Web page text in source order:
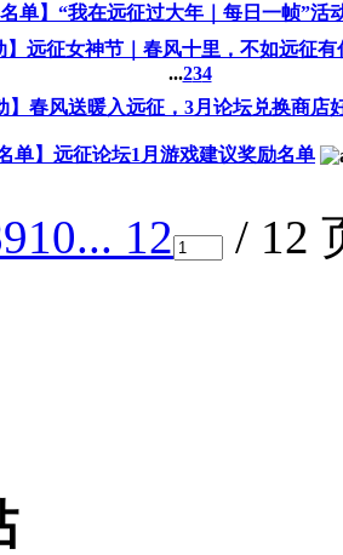
名单】“我在远征过大年｜每日一帧”活
】远征女神节｜春风十里，不如远征有
...234
】春风送暖入远征，3月论坛兑换商店
名单】远征论坛1月游戏建议奖励名单
910... 12 / 12